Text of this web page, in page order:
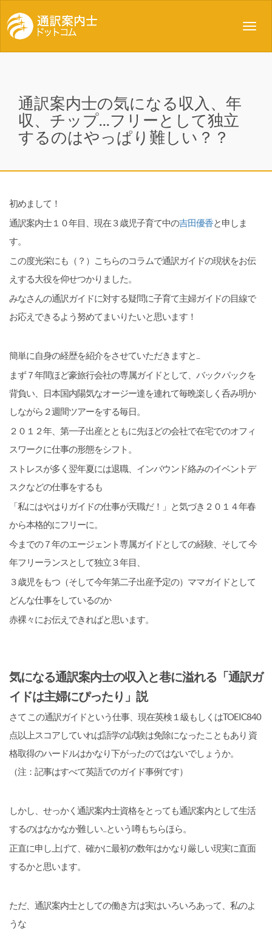
通訳案内士の気になる収入、年
収、チップ...フリーとして独立
するのはやっぱり難しい？？
初めまして！
通訳案内士１０年目、現在３歳児子育て中の吉田優香と申しま
す。
この度光栄にも（？）こちらのコラムで通訳ガイドの現状をお伝
えする大役を仰せつかりました。
みなさんの通訳ガイドに対する疑問に子育て主婦ガイドの目線で
お応えできるよう努めてまいりたいと思います！
簡単に自身の経歴を紹介をさせていただきますと...
まず７年間ほど豪旅行会社の専属ガイドとして、バックパックを
背負い、日本国内陽気なオージー達を連れて毎晩楽しく呑み明か
しながら２週間ツアーをする毎日。
２０１２年、第一子出産とともに先ほどの会社で在宅でのオフィ
スワークに仕事の形態をシフト。
ストレスが多く翌年夏には退職、インバウンド絡みのイベントデ
スクなどの仕事をするも
「私にはやはりガイドの仕事が天職だ！」と気づき２０１４年春
から本格的にフリーに。
今までの７年のエージェント専属ガイドとしての経験、そして 今
年フリーランスとして独立３年目、
３歳児をもつ（そして今年第二子出産予定の）ママガイドとして
どんな仕事をしているのか
赤裸々にお伝えできればと思います。
気になる通訳案内士の収入と巷に溢れる「通訳ガ
イドは主婦にぴったり」説
さて この通訳ガイドという仕事、現在英検１級もしくはTOEIC840
点以上スコアしていれば語学の試験は免除になったこともあり 資
格取得のハードルはかなり下がったのではないでしょうか。
（注：記事はすべて英語でのガイド事例です）
しかし、せっかく通訳案内士資格をとっても通訳案内として生活
するのはなかなか難しい...という噂もちらほら。
正直に申し上げて、確かに最初の数年はかなり厳しい現実に直面
するかと思います。
ただ、通訳案内士としての働き方は実はいろいろあって、私のよ
うな